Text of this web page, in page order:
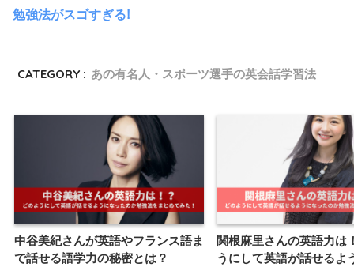
勉強法がスゴすぎる!
CATEGORY : あの有名人・スポーツ選手の英会話学習法
中谷美紀さんが英語やフランス語ま
で話せる語学力の秘密とは？
関根麻里さんの英語力は
うにして英語が話せるよ